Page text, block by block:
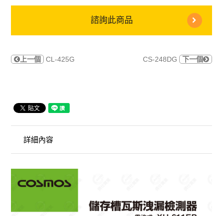
諮詢此商品
上一個 CL-425G CS-248DG 下一個
詳細內容